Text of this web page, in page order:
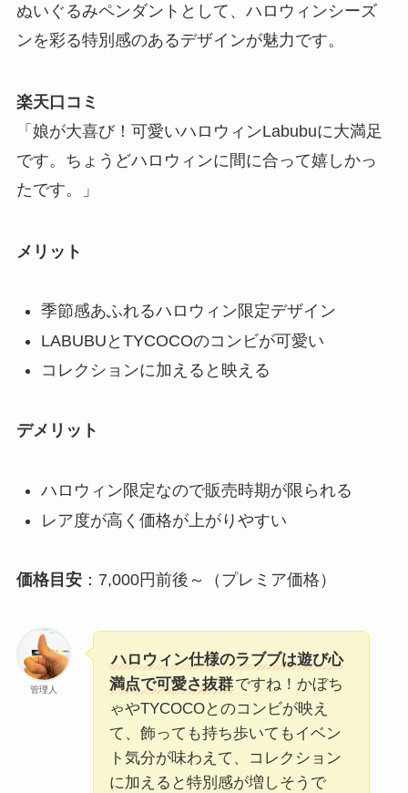
ぬいぐるみペンダントとして、ハロウィンシーズ
ンを彩る特別感のあるデザインが魅力です。
楽天口コミ
「娘が大喜び！可愛いハロウィンLabubuに大満足
です。ちょうどハロウィンに間に合って嬉しかっ
たです。」
メリット
季節感あふれるハロウィン限定デザイン
LABUBUとTYCOCOのコンビが可愛い
コレクションに加えると映える
デメリット
ハロウィン限定なので販売時期が限られる
レア度が高く価格が上がりやすい
価格目安：7,000円前後～（プレミア価格）
管理人
ハロウィン仕様のラブブは遊び心
満点で可愛さ抜群ですね！かぼち
ゃやTYCOCOとのコンビが映え
て、飾っても持ち歩いてもイベン
ト気分が味わえて、コレクション
に加えると特別感が増しそうで